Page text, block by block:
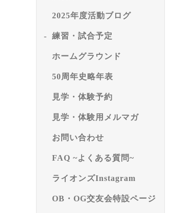
2025年度活動ブログ
練習・試合予定
ホームグラウンド
50周年史略年表
見学・体験予約
見学・体験用メルマガ
お問い合わせ
FAQ ~よくある質問~
ライオンズInstagram
OB・OG交友会特設ページ